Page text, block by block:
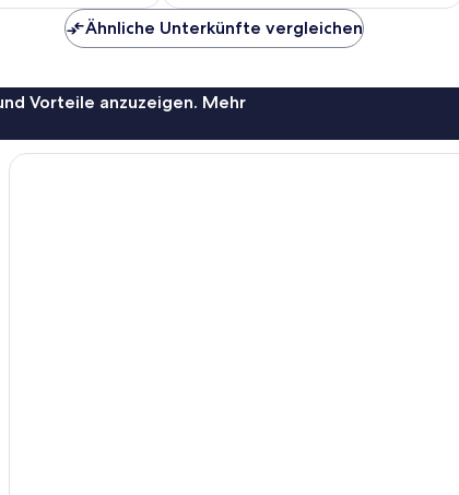
Ähnliche Unterkünfte vergleichen
Vorteile anzuzeigen. Mehr